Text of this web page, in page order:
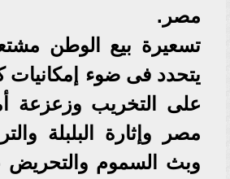
مصر.
تسعيرة بيع الوطن
يتحدد فى ضوء إمكانيات
على التخريب وزعزعة
مصر وإثارة البلبلة
وبث السموم